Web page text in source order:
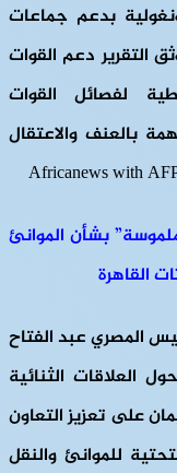
بدعم جماعات
التقرير دعم القوات
لفصائل القوات
بالعنف والاعتقال
بشأن الموانئ
القاهرة
المصري عبد الفتاح
العلاقات الثنائية
على تعزيز التعاون
للموانئ والنقل